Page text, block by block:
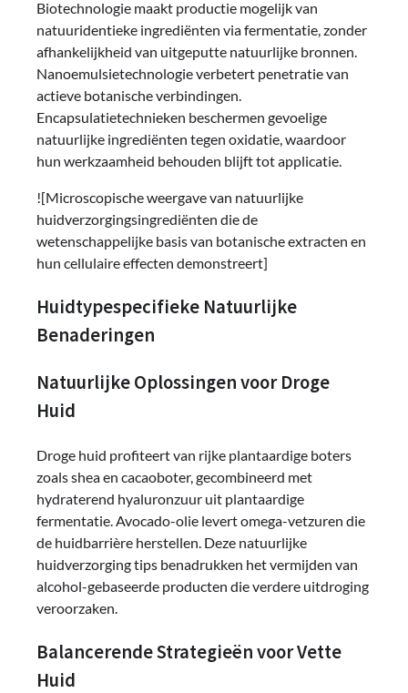
Biotechnologie maakt productie mogelijk van
natuuridentieke ingrediënten via fermentatie, zonder
afhankelijkheid van uitgeputte natuurlijke bronnen.
Nanoemulsietechnologie verbetert penetratie van
actieve botanische verbindingen.
Encapsulatietechnieken beschermen gevoelige
natuurlijke ingrediënten tegen oxidatie, waardoor
hun werkzaamheid behouden blijft tot applicatie.
![Microscopische weergave van natuurlijke
huidverzorgingsingrediënten die de
wetenschappelijke basis van botanische extracten en
hun cellulaire effecten demonstreert]
Huidtypespecifieke Natuurlijke
Benaderingen
Natuurlijke Oplossingen voor Droge
Huid
Droge huid profiteert van rijke plantaardige boters
zoals shea en cacaoboter, gecombineerd met
hydraterend hyaluronzuur uit plantaardige
fermentatie. Avocado-olie levert omega-vetzuren die
de huidbarrière herstellen. Deze natuurlijke
huidverzorging tips benadrukken het vermijden van
alcohol-gebaseerde producten die verdere uitdroging
veroorzaken.
Balancerende Strategieën voor Vette
Huid